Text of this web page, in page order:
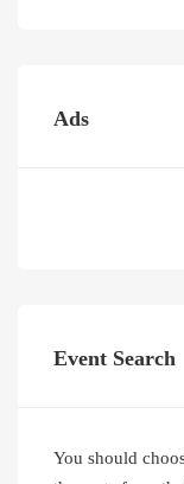
Ads
Event Search
You should